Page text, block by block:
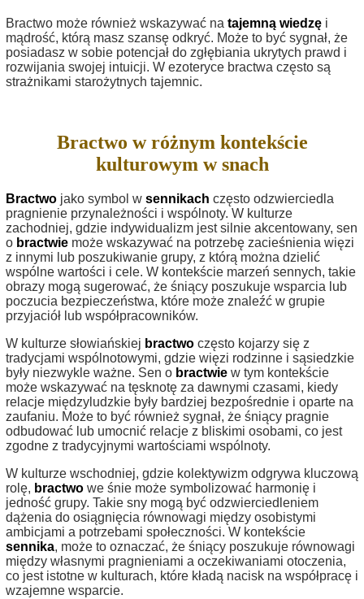
Bractwo może również wskazywać na tajemną wiedzę i
mądrość, którą masz szansę odkryć. Może to być sygnał, że
posiadasz w sobie potencjał do zgłębiania ukrytych prawd i
rozwijania swojej intuicji. W ezoteryce bractwa często są
strażnikami starożytnych tajemnic.
Bractwo w różnym kontekście
kulturowym w snach
Bractwo jako symbol w sennikach często odzwierciedla
pragnienie przynależności i wspólnoty. W kulturze
zachodniej, gdzie indywidualizm jest silnie akcentowany, sen
o bractwie może wskazywać na potrzebę zacieśnienia więzi
z innymi lub poszukiwanie grupy, z którą można dzielić
wspólne wartości i cele. W kontekście marzeń sennych, takie
obrazy mogą sugerować, że śniący poszukuje wsparcia lub
poczucia bezpieczeństwa, które może znaleźć w grupie
przyjaciół lub współpracowników.
W kulturze słowiańskiej bractwo często kojarzy się z
tradycjami wspólnotowymi, gdzie więzi rodzinne i sąsiedzkie
były niezwykle ważne. Sen o bractwie w tym kontekście
może wskazywać na tęsknotę za dawnymi czasami, kiedy
relacje międzyludzkie były bardziej bezpośrednie i oparte na
zaufaniu. Może to być również sygnał, że śniący pragnie
odbudować lub umocnić relacje z bliskimi osobami, co jest
zgodne z tradycyjnymi wartościami wspólnoty.
W kulturze wschodniej, gdzie kolektywizm odgrywa kluczową
rolę, bractwo we śnie może symbolizować harmonię i
jedność grupy. Takie sny mogą być odzwierciedleniem
dążenia do osiągnięcia równowagi między osobistymi
ambicjami a potrzebami społeczności. W kontekście
sennika, może to oznaczać, że śniący poszukuje równowagi
między własnymi pragnieniami a oczekiwaniami otoczenia,
co jest istotne w kulturach, które kładą nacisk na współpracę i
wzajemne wsparcie.